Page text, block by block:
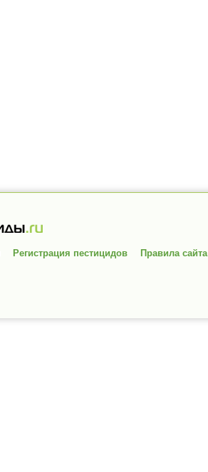
Регистрация пестицидов Правила сайта